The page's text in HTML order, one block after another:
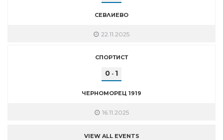
СЕВЛИЕВО
22.11.2025
СПОРТИСТ
0 - 1
ЧЕРНОМОРЕЦ 1919
16.11.2025
VIEW ALL EVENTS